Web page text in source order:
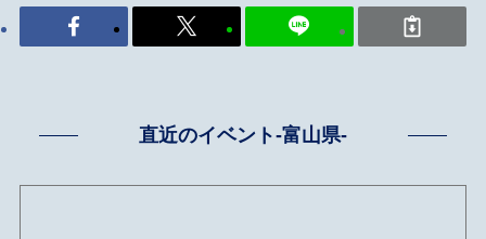
直近のイベント-富山県-